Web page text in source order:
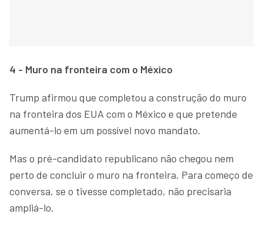
4 - Muro na fronteira com o México
Trump afirmou que completou a construção do muro
na fronteira dos EUA com o México e que pretende
aumentá-lo em um possível novo mandato.
Mas o pré-candidato republicano não chegou nem
perto de concluir o muro na fronteira. Para começo de
conversa, se o tivesse completado, não precisaria
ampliá-lo.